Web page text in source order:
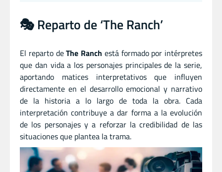
🎭 Reparto de ‘The Ranch’
El reparto deThe Ranch está formado por intérpretes
que dan vida a los personajes principales de la serie,
aportando matices interpretativos que influyen
directamente en el desarrollo emocional y narrativo
de la historia a lo largo de toda la obra. Cada
interpretación contribuye a dar forma a la evolución
de los personajes y a reforzar la credibilidad de las
situaciones que plantea la trama.